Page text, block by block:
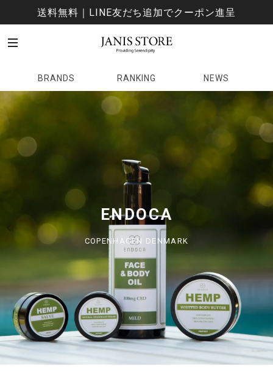
送料無料｜LINE友だち追加でクーポン進呈
BRANDS RANKING NEWS
ENDOCA
COPENHAGEN DENMARK
Hemply Balance
STOCKHOLM SWEDEN